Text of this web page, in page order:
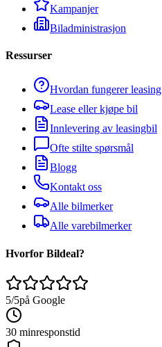
Kampanjer
Biladministrasjon
Ressurser
Hvordan fungerer leasing
Lease eller kjøpe bil
Innlevering av leasingbil
Ofte stilte spørsmål
Blogg
Kontakt oss
Alle bilmerker
Alle varebilmerker
Hvorfor Bildeal?
5/5på Google
30 minresponstid